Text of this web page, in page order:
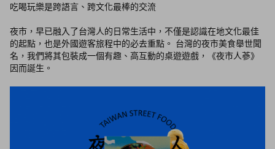
吃喝玩樂是跨語言、跨文化最棒的交流
夜市，早已融入了台灣人的日常生活中，不僅是認識在地文化最佳
的起點，也是外國遊客旅程中的必去重點。 台灣的夜市美食舉世聞
名，我們將其包裝成一個有趣、高互動的桌遊遊戲，《夜市人蔘》
因而誕生。